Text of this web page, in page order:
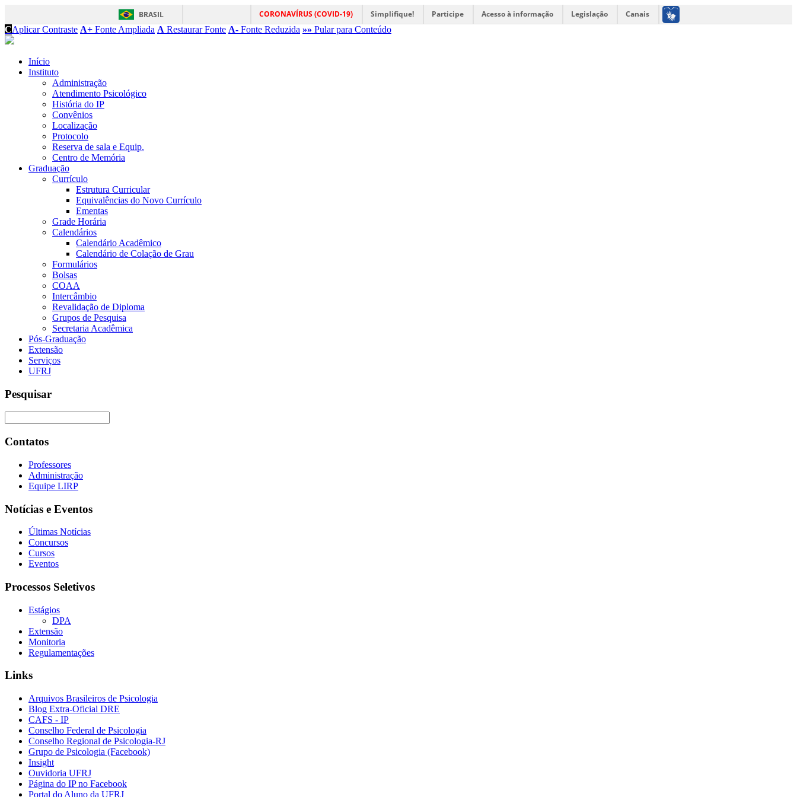
BRASIL CORONAVÍRUS (COVID-19) Simplifique! Participe Acesso à informação Legislação
Canais
CAplicar Contraste A+ Fonte Ampliada A Restaurar Fonte A- Fonte Reduzida »» Pular para Conteúdo
Início
Instituto
Administração
Atendimento Psicológico
História do IP
Convênios
Localização
Protocolo
Reserva de sala e Equip.
Centro de Memória
Graduação
Currículo
Estrutura Curricular
Equivalências do Novo Currículo
Ementas
Grade Horária
Calendários
Calendário Acadêmico
Calendário de Colação de Grau
Formulários
Bolsas
COAA
Intercâmbio
Revalidação de Diploma
Grupos de Pesquisa
Secretaria Acadêmica
Pós-Graduação
Extensão
Serviços
UFRJ
Pesquisar
Contatos
Professores
Administração
Equipe LIRP
Notícias e Eventos
Últimas Notícias
Concursos
Cursos
Eventos
Processos Seletivos
Estágios
DPA
Extensão
Monitoria
Regulamentações
Links
Arquivos Brasileiros de Psicologia
Blog Extra-Oficial DRE
CAFS - IP
Conselho Federal de Psicologia
Conselho Regional de Psicologia-RJ
Grupo de Psicologia (Facebook)
Insight
Ouvidoria UFRJ
Página do IP no Facebook
Portal do Aluno da UFRJ